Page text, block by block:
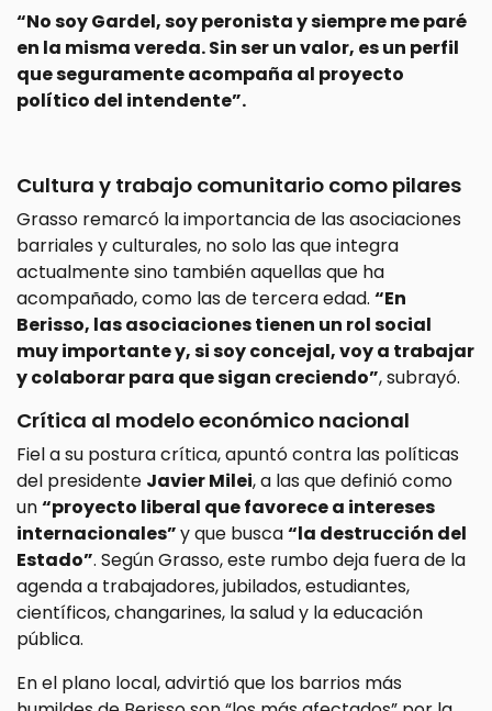
“No soy Gardel, soy peronista y siempre me paré
en la misma vereda. Sin ser un valor, es un perfil
que seguramente acompaña al proyecto
político del intendente”.
Cultura y trabajo comunitario como pilares
Grasso remarcó la importancia de las asociaciones
barriales y culturales, no solo las que integra
actualmente sino también aquellas que ha
acompañado, como las de tercera edad. “En
Berisso, las asociaciones tienen un rol social
muy importante y, si soy concejal, voy a trabajar
y colaborar para que sigan creciendo”, subrayó.
Crítica al modelo económico nacional
Fiel a su postura crítica, apuntó contra las políticas
del presidente Javier Milei, a las que definió como
un“proyecto liberal que favorece a intereses
internacionales”y que busca“la destrucción del
Estado”. Según Grasso, este rumbo deja fuera de la
agenda a trabajadores, jubilados, estudiantes,
científicos, changarines, la salud y la educación
pública.
En el plano local, advirtió que los barrios más